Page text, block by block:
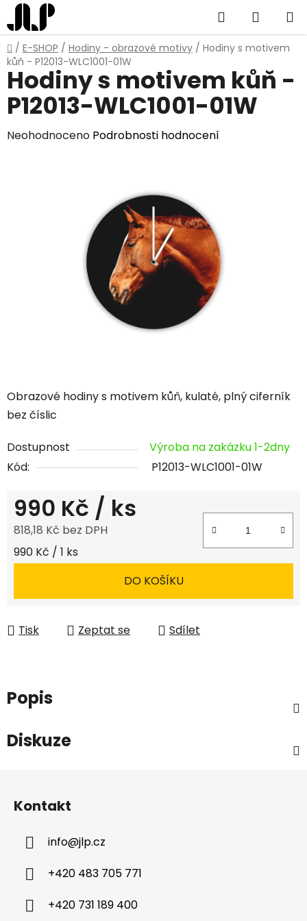
Přejít
na
obsah
Hledat
KOŠÍK
Domů
/ E-SHOP / Hodiny - obrazové motivy / Hodiny s motivem
kůň - P12013-WLC1001-01W
Obrazové hodiny s motivem kůň, kulaté, plný ciferník
bez číslic
Dostupnost
Výroba na zakázku 1-2dny
Kód:
P12013-WLC1001-01W
990 Kč / ks
818,18 Kč bez DPH
Měrná cena:
990 Kč / 1 ks
DO KOŠÍKU
Tisk Zeptat se Sdílet
Hodiny s motivem kůň -
P12013-WLC1001-01W
Průměrné
Neohodnoceno Podrobnosti hodnocení
Popis
Diskuze
Kontakt
info@jlp.cz
+420 483 705 771
+420 731 189 400